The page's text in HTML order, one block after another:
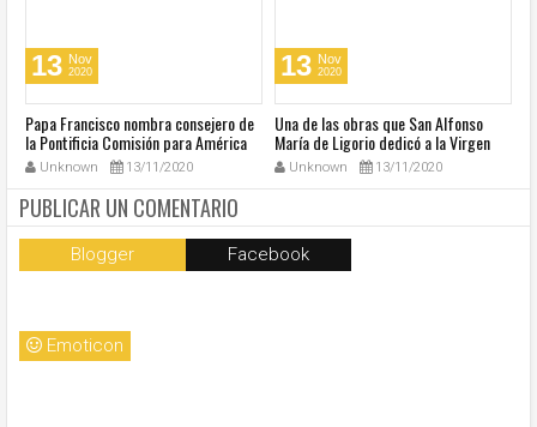
13 Nov
2020
Papa Francisco nombra consejero de
la Pontificia Comisión para América
Latina
Unknown 13/11/2020
13 Nov
2020
Una de las obras que San Alfonso
María de Ligorio dedicó a la Virgen
cumple 270 años
Unknown 13/11/2020
PUBLICAR UN COMENTARIO
Blogger Facebook
Emoticon